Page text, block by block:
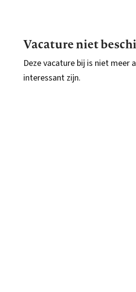
Vacature niet
Deze vacature bij is niet meer
interessant zijn.